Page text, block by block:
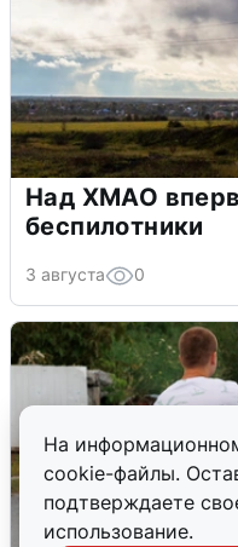
На
cookie-файлы.
подтверждаете
использование.
Над ХМАО
беспилотники
3 августа 0